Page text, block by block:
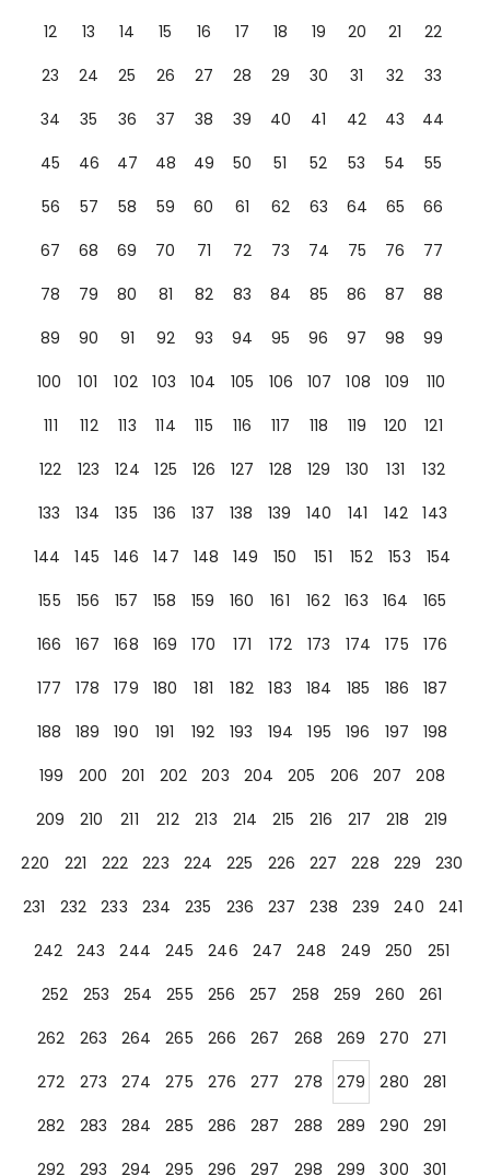
12
13 14 15 16 17 18 19 20 21
22
23
24 25 26 27 28 29 30 31 32
33
34
35 36 37 38 39 40 41 42 43
44
45
46 47 48 49 50 51 52 53 54
55
56
57 58 59 60 61 62 63 64 65
66
67
68 69 70 71 72 73 74 75 76
77
78
79 80 81 82 83 84 85 86 87
88
89
90 91 92 93 94 95 96 97 98
99
100
101 102 103 104 105 106 107 108 109
110
111
112 113 114 115 116 117 118 119 120
121
122
123 124 125 126 127 128 129 130 131
132
133
134 135 136 137 138 139 140 141 142
143
144
145 146 147 148 149 150 151 152 153
154
155
156 157 158 159 160 161 162 163 164
165
166
167 168 169 170 171 172 173 174 175
176
177
178 179 180 181 182 183 184 185 186
187
188
189 190 191 192 193 194 195 196 197
198
199
200 201 202 203 204 205 206 207
208
209
210 211 212 213 214 215 216 217 218
219
220
221 222 223 224 225 226 227 228 229
230
231
232 233 234 235 236 237 238 239 240
241
242
243 244 245 246 247 248 249 250
251
252
253 254 255 256 257 258 259 260
261
262
263 264 265 266 267 268 269 270
271
272
273 274 275 276 277 278 279 280
281
282
283 284 285 286 287 288 289 290
291
292
293 294 295 296 297 298 299 300 301